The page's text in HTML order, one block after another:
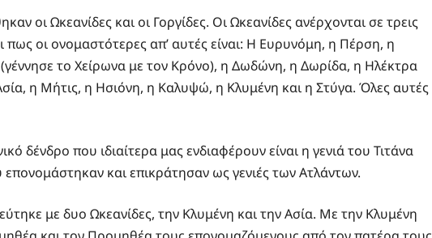
οι Ωκεανίδες και οι Γοργίδες. Οι Ωκεανίδες ανέρχονται σε τρεις
οι ονομαστότερες απ’ αυτές είναι: Η Ευρυνόμη, η Πέρση, η
το Χείρωνα με τον Κρόνο), η Δωδώνη, η Δωρίδα, η Ηλέκτρα
η Μήτις, η Ησιόνη, η Καλυψώ, η Κλυμένη και η Στύγα. Όλες αυτές
δένδρο που ιδιαίτερα μας ενδιαφέρουν είναι η γενιά του Τιτάνα
και επικράτησαν ως γενιές των Ατλάντων.
με δυο Ωκεανίδες, την Κλυμένη και την Ασία. Με την Κλυμένη